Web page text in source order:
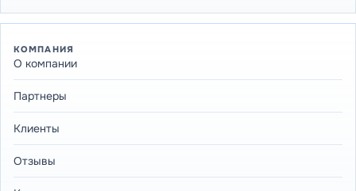
КОМПАНИЯ
О компании
Партнеры
Клиенты
Отзывы